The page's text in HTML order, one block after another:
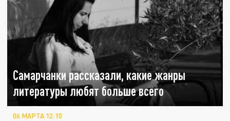
Самарчанки рассказали, какие жанры
литературы любят больше всего
06 МАРТА 12:10